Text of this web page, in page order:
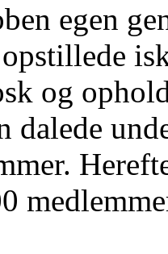
egen
og
dalede